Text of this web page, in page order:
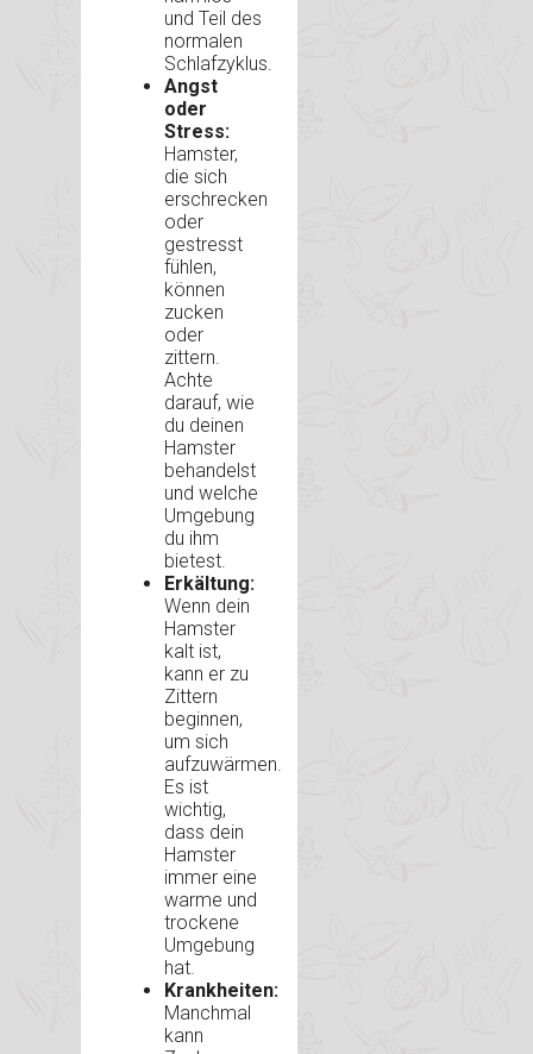
und Teil des
normalen
Schlafzyklus.
Angst
oder
Stress:
Hamster,
die sich
erschrecken
oder
gestresst
fühlen,
können
zucken
oder
zittern.
Achte
darauf, wie
du deinen
Hamster
behandelst
und welche
Umgebung
du ihm
bietest.
Erkältung:
Wenn dein
Hamster
kalt ist,
kann er zu
Zittern
beginnen,
um sich
aufzuwärmen.
Es ist
wichtig,
dass dein
Hamster
immer eine
warme und
trockene
Umgebung
hat.
Krankheiten:
Manchmal
kann